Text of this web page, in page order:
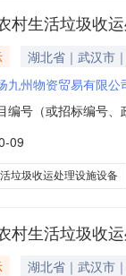
村生活垃圾收
湖北省｜武汉市
九州物资贸易有限公
编号（或招标编号
号标的名称品牌（
09
垃圾收运处理设施设备
村生活垃圾收
湖北省｜武汉市